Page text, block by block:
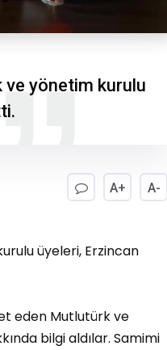
ve yönetim kurulu
A+ A-
üyeleri, Erzincan
eden Mutlutürk ve
bilgi aldılar. Samimi